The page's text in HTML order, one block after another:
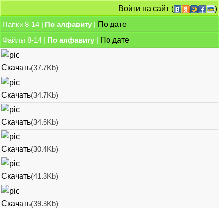
Войти на сайт (
)
Папки 8-14 | По алфавиту | По дате
Файлы 8-14 | По алфавиту | По дате
Скачать(37.7Kb)
Скачать(34.7Kb)
Скачать(34.6Kb)
Скачать(30.4Kb)
Скачать(41.8Kb)
Скачать(39.3Kb)